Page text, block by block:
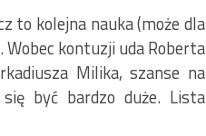
to kolejna nauka (może dla
kontuzji uda Roberta
Milika, szanse na
się być bardzo duże. Lista